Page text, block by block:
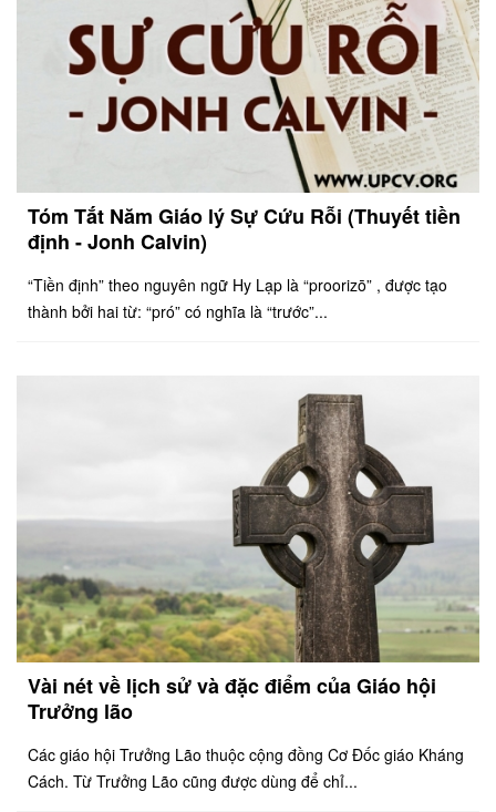
Tóm Tắt Năm Giáo lý Sự Cứu Rỗi (Thuyết tiền
định - Jonh Calvin)
“Tiền định” theo nguyên ngữ Hy Lạp là “proorizō” , được tạo
thành bởi hai từ: “pró” có nghĩa là “trước”...
Vài nét về lịch sử và đặc điểm của Giáo hội
Trưởng lão
Các giáo hội Trưởng Lão thuộc cộng đồng Cơ Đốc giáo Kháng
Cách. Từ Trưởng Lão cũng được dùng để chỉ...